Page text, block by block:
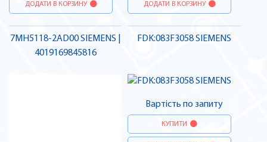
ДОДАТИ В КОРЗИНУ ДОДАТИ В КОРЗИНУ
7MH5118-2AD00 SIEMENS |
4019169845816
FDK:083F3058 SIEMENS
Вартість по запиту
КУПИТИ